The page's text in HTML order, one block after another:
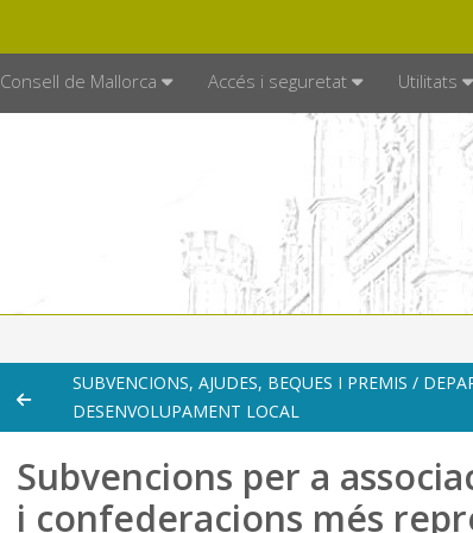
Consell de Mallorca Accés i seguretat Utilitats
SUBVENCIONS, AJUDES, BEQUES I PREMIS /
DESENVOLUPAMENT LOCAL
Subvencions per a
i confederacions més